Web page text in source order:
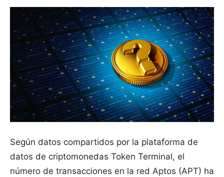
Según datos compartidos por la plataforma de
datos de criptomonedas Token Terminal, el
número de transacciones en la red Aptos (APT) ha